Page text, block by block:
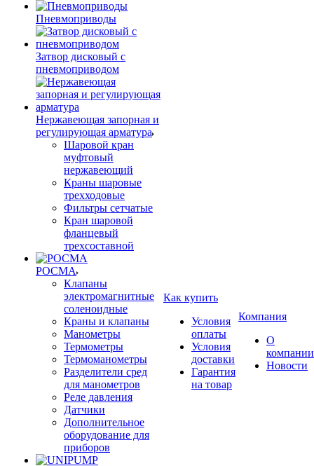
Пневмоприводы
Затвор дисковый с
пневмоприводом
Нержавеющая запорная и
регулирующая арматура
Шаровой кран
муфтовый
нержавеющий
Краны шаровые
трехходовые
Фильтры сетчатые
Кран шаровой
фланцевый
трехсоставной
РОСМА
Клапаны
электромагнитные
соленоидные
Краны и клапаны
Манометры
Термометры
Термоманометры
Разделители сред
для манометров
Реле давления
Датчики
Дополнительное
оборудование для
приборов
Как купить
Условия
оплаты
Условия
доставки
Гарантия
на товар
Компания
О
компании
Новости